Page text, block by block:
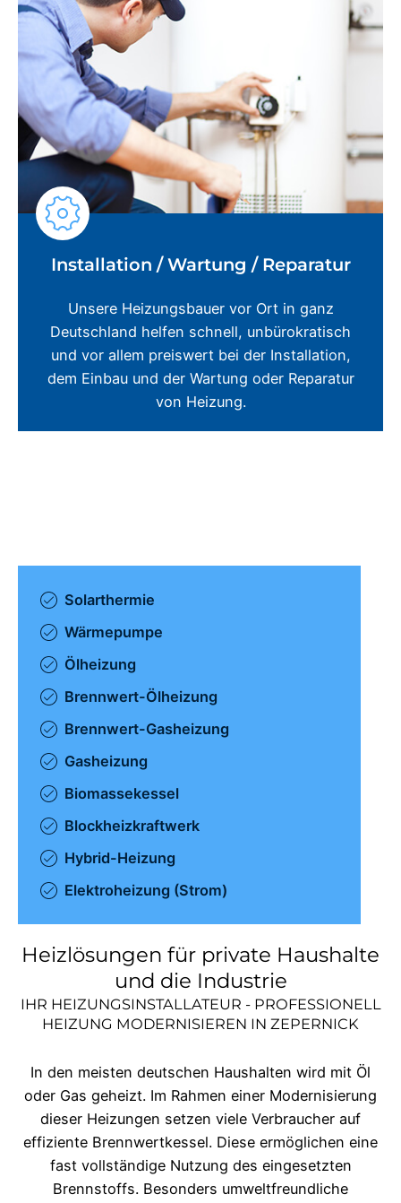
Installation / Wartung / Reparatur
Unsere Heizungsbauer vor Ort in ganz
Deutschland helfen schnell, unbürokratisch
und vor allem preiswert bei der Installation,
dem Einbau und der Wartung oder Reparatur
von Heizung.
Solarthermie
Wärmepumpe
Ölheizung
Brennwert-Ölheizung
Brennwert-Gasheizung
Gasheizung
Biomassekessel
Blockheizkraftwerk
Hybrid-Heizung
Elektroheizung (Strom)
Heizlösungen für private Haushalte
und die Industrie
IHR HEIZUNGSINSTALLATEUR - PROFESSIONELL
HEIZUNG MODERNISIEREN IN ZEPERNICK
In den meisten deutschen Haushalten wird mit Öl
oder Gas geheizt. Im Rahmen einer Modernisierung
dieser Heizungen setzen viele Verbraucher auf
effiziente Brennwertkessel. Diese ermöglichen eine
fast vollständige Nutzung des eingesetzten
Brennstoffs. Besonders umweltfreundliche